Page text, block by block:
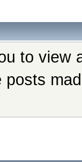
to view